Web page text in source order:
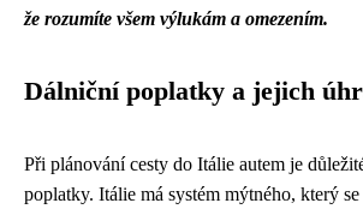
že rozumíte všem výlukám a omezením.
Dálniční poplatky a jejich
Při plánování cesty do Itálie autem je
poplatky. Itálie má systém mýtného, který